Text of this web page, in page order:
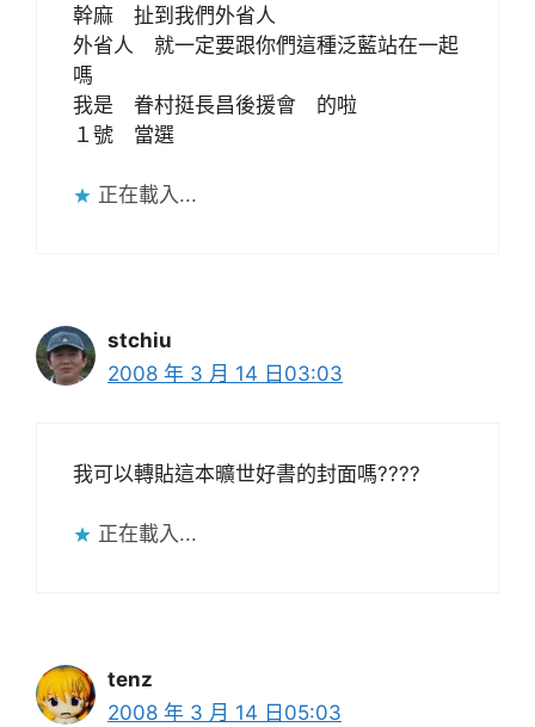
幹麻 扯到我們外省人
外省人 就一定要跟你們這種泛藍站在一起
嗎
我是 眷村挺長昌後援會 的啦
１號 當選
正在載入...
stchiu
2008 年 3 月 14 日03:03
我可以轉貼這本曠世好書的封面嗎????
正在載入...
tenz
2008 年 3 月 14 日05:03